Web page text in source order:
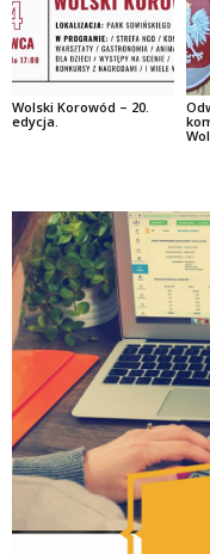
Wolski Korowód – 20.
edycja.